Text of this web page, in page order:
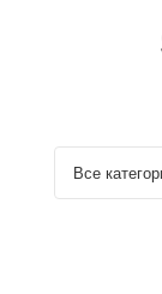
Искать